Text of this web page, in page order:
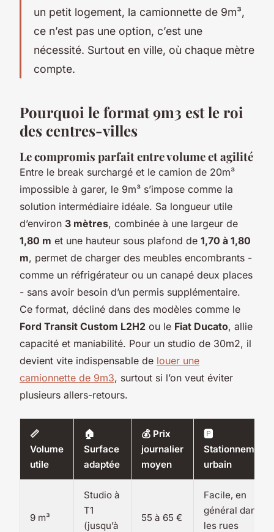
un petit logement, la camionnette de 9m³,
ce n’est pas une option, c’est une
nécessité. Surtout en ville, où chaque mètre
compte.
Pourquoi le format 9m3 est le roi
des centres-villes
Le compromis parfait entre volume et agilité
Entre le break surchargé et le camion de 20m³
impossible à garer, le 9m³ s’impose comme la
solution intermédiaire idéale. Sa longueur utile
d’environ 3 mètres, combinée à une largeur de
1,80 m et une hauteur sous plafond de 1,70 à 1,80
m, permet de charger des meubles encombrants -
comme un réfrigérateur ou un canapé deux places
- sans avoir besoin d’un permis supplémentaire.
Ce format, décliné dans des modèles comme le
Ford Transit Custom L2H2 ou le Fiat Ducato, allie
capacité et maniabilité. Pour un studio de 30m2, il
devient vite indispensable de louer une
camionnette de 9m3, surtout si l’on veut éviter
plusieurs allers-retours.
📏
Volume
utile
🏠
Surface
adaptée
💰 Prix
journalier
moyen
🅿️
Stationnement
urbain
9 m³
Studio à
T1
(jusqu’à
55 à 65 €
Facile, en
général dans
les rues